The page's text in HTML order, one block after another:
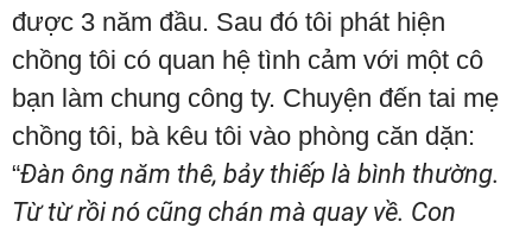
được 3 năm đầu. Sau đó tôi phát hiện
chồng tôi có quan hệ tình cảm với một cô
bạn làm chung công ty. Chuyện đến tai mẹ
chồng tôi, bà kêu tôi vào phòng căn dặn:
“Đàn ông năm thê, bảy thiếp là bình thường.
Từ từ rồi nó cũng chán mà quay về. Con